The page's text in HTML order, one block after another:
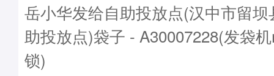
岳小华发给自助投放点(汉中市留
助投放点)袋子 - A30007228(发袋
锁)